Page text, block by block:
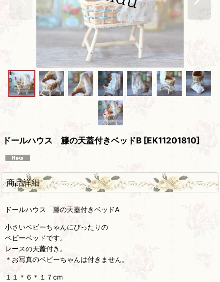
ドールハウス 籐の天蓋付きベッドB [EK11201810]
商品詳細
ドールハウス 籐の天蓋付きベッドA
小さいベビーちゃんにぴったりの
ベビーベッドです。
レースの天蓋付き。
＊お写真のベビーちゃんは付きません。
１１＊６＊１７cm